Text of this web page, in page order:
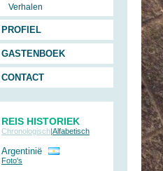
Verhalen
PROFIEL
GASTENBOEK
CONTACT
REIS HISTORIEK
Chronologisch|Alfabetisch
Argentinië
Foto's